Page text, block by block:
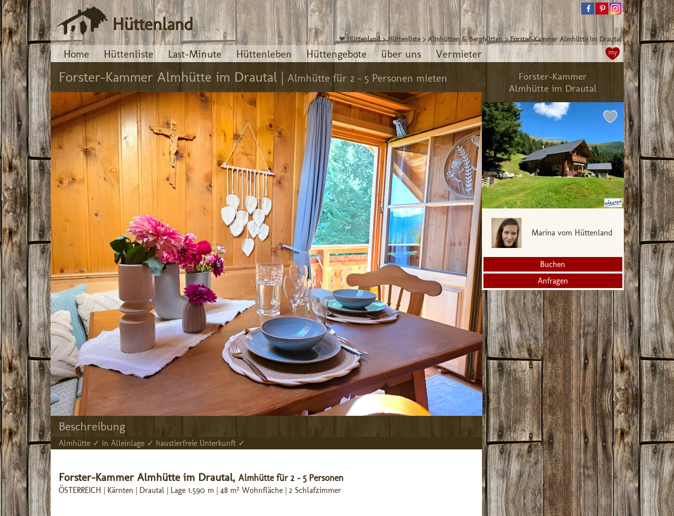
❤ Hüttenland >Hüttenliste >Almhütten & Berghütten >Forster-Kammer Almhütte im Drautal
Hüttenland
Home Hüttenliste Last-Minute Hüttenleben Hüttengebote über uns Vermieter my
Forster-Kammer Almhütte im Drautal | Almhütte für 2 - 5 Personen mieten
Beschreibung
Almhütte ✓ in Alleinlage ✓ haustierfreie Unterkunft ✓
Forster-Kammer Almhütte im Drautal, Almhütte für 2 - 5 Personen
ÖSTERREICH | Kärnten | Drautal | Lage 1.590 m | 48 m² Wohnfläche | 2 Schlafzimmer
Forster-Kammer
Almhütte im Drautal
Marina vom Hüttenland
Buchen
Anfragen